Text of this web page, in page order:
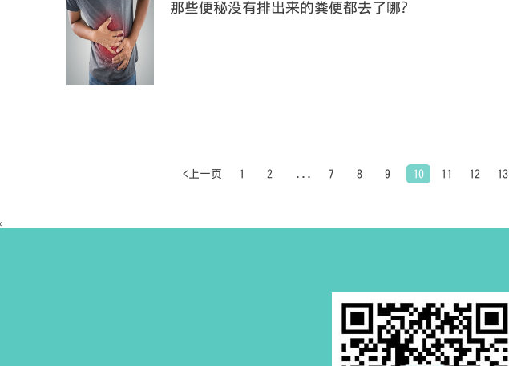
那些便秘没有排出来的粪便都去了哪？
<上一页 1 2 ... 7 8 9 10 11 12 13
0